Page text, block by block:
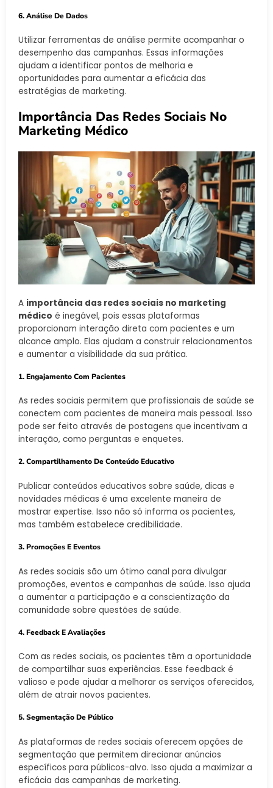
6. Análise De Dados
Utilizar ferramentas de análise permite acompanhar o
desempenho das campanhas. Essas informações
ajudam a identificar pontos de melhoria e
oportunidades para aumentar a eficácia das
estratégias de marketing.
Importância Das Redes Sociais No
Marketing Médico
A importância das redes sociais no marketing
médico é inegável, pois essas plataformas
proporcionam interação direta com pacientes e um
alcance amplo. Elas ajudam a construir relacionamentos
e aumentar a visibilidade da sua prática.
1. Engajamento Com Pacientes
As redes sociais permitem que profissionais de saúde se
conectem com pacientes de maneira mais pessoal. Isso
pode ser feito através de postagens que incentivam a
interação, como perguntas e enquetes.
2. Compartilhamento De Conteúdo Educativo
Publicar conteúdos educativos sobre saúde, dicas e
novidades médicas é uma excelente maneira de
mostrar expertise. Isso não só informa os pacientes,
mas também estabelece credibilidade.
3. Promoções E Eventos
As redes sociais são um ótimo canal para divulgar
promoções, eventos e campanhas de saúde. Isso ajuda
a aumentar a participação e a conscientização da
comunidade sobre questões de saúde.
4. Feedback E Avaliações
Com as redes sociais, os pacientes têm a oportunidade
de compartilhar suas experiências. Esse feedback é
valioso e pode ajudar a melhorar os serviços oferecidos,
além de atrair novos pacientes.
5. Segmentação De Público
As plataformas de redes sociais oferecem opções de
segmentação que permitem direcionar anúncios
específicos para públicos-alvo. Isso ajuda a maximizar a
eficácia das campanhas de marketing.